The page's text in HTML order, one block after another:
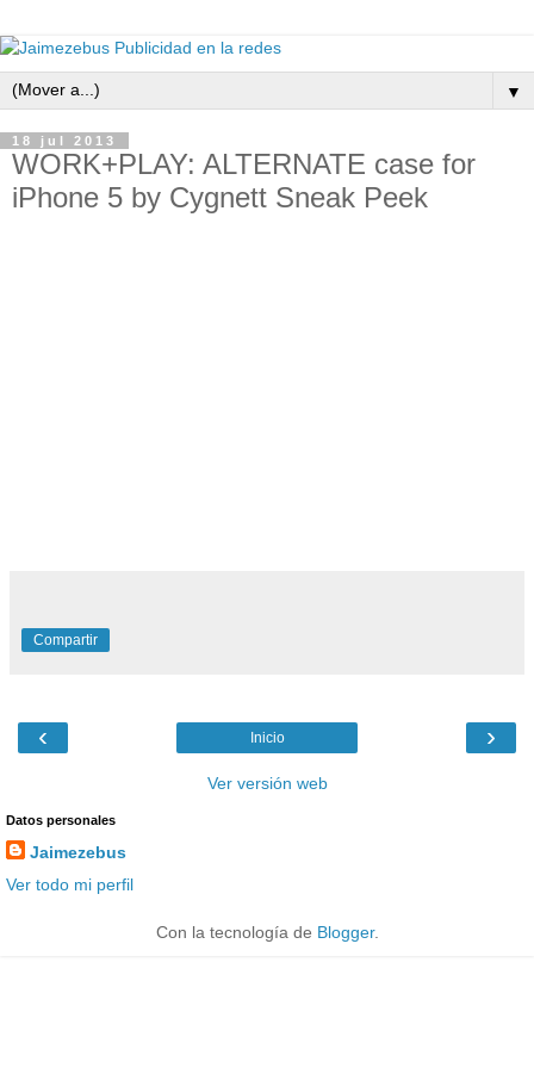
▼
18 jul 2013
WORK+PLAY: ALTERNATE case for
iPhone 5 by Cygnett Sneak Peek
Compartir
‹ ›
Inicio
Ver versión web
Datos personales
Jaimezebus
Ver todo mi perfil
Con la tecnología de Blogger.